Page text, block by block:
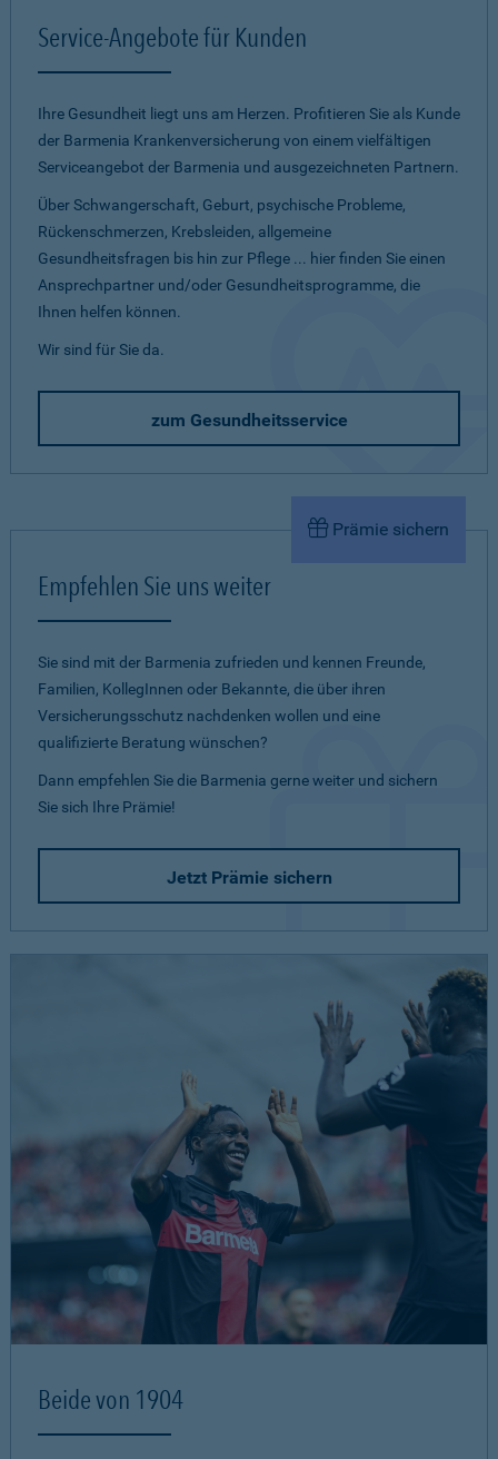
Service-Angebote für Kunden
Ihre Gesundheit liegt uns am Herzen. Profitieren Sie als Kunde
der Barmenia Krankenversicherung von einem vielfältigen
Serviceangebot der Barmenia und ausgezeichneten Partnern.
Über Schwangerschaft, Geburt, psychische Probleme,
Rückenschmerzen, Krebsleiden, allgemeine
Gesundheitsfragen bis hin zur Pflege ... hier finden Sie einen
Ansprechpartner und/oder Gesundheitsprogramme, die
Ihnen helfen können.
Wir sind für Sie da.
zum Gesundheitsservice
Prämie sichern
Empfehlen Sie uns weiter
Sie sind mit der Barmenia zufrieden und kennen Freunde,
Familien, KollegInnen oder Bekannte, die über ihren
Versicherungsschutz nachdenken wollen und eine
qualifizierte Beratung wünschen?
Dann empfehlen Sie die Barmenia gerne weiter und sichern
Sie sich Ihre Prämie!
Jetzt Prämie sichern
Beide von 1904